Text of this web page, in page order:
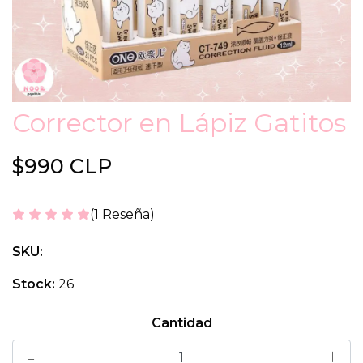
Corrector en Lápiz Gatitos
$990 CLP
(1 Reseña)
SKU:
Stock: 26
Cantidad